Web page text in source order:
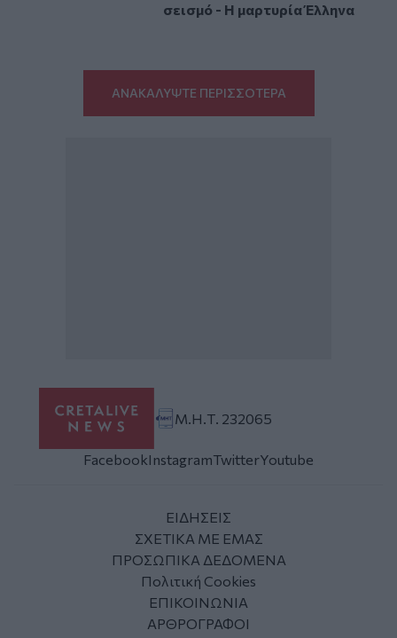
σεισμό - Η μαρτυρία Έλληνα
ΑΝΑΚΑΛΥΨΤΕ ΠΕΡΙΣΣΟΤΕΡΑ
Μ.Η.Τ. 232065
FacebookInstagramTwitterYoutube
ΕΙΔΗΣΕΙΣ
ΣΧΕΤΙΚΑ ΜΕ ΕΜΑΣ
ΠΡΟΣΩΠΙΚΑ ΔΕΔΟΜΕΝΑ
Πολιτική Cookies
ΕΠΙΚΟΙΝΩΝΙΑ
ΑΡΘΡΟΓΡΑΦΟΙ